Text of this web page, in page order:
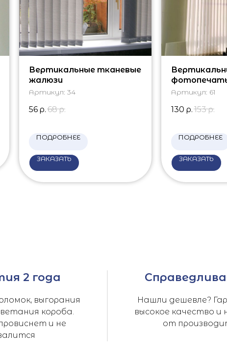
Вертикальные тканевые
жалюзи
Артикул: 34
56 р. 68 р.
ПОДРОБНЕЕ
ЗАКАЗАТЬ
Артикул: 61
130 р. 153 р.
ПОДРОБНЕЕ
ЗАКАЗАТЬ
2 года
выгорания
короба.
и не
Нашли дешевле?
высокое качество и
от